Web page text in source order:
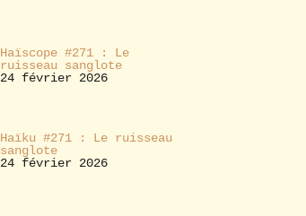
Haïscope #271 : Le
ruisseau sanglote
24 février 2026
Haïku #271 : Le ruisseau
sanglote
24 février 2026